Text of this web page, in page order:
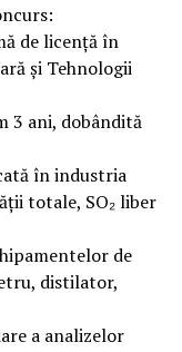
de licență în
și Tehnologii
3 ani, dobândită
în industria
totale, SO₂ liber
de
distilator,
a analizelor